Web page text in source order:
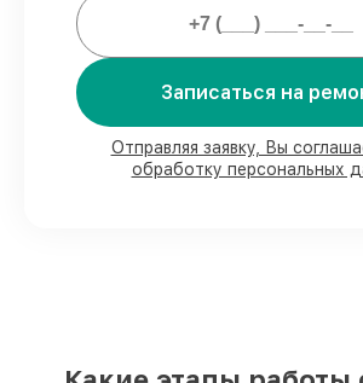
80%
возможностью личного
90%запчастей Viomi готовы
в Нижнем Новгороде,
Записаться на
Отправляя заявку, Вы
обработку персональных